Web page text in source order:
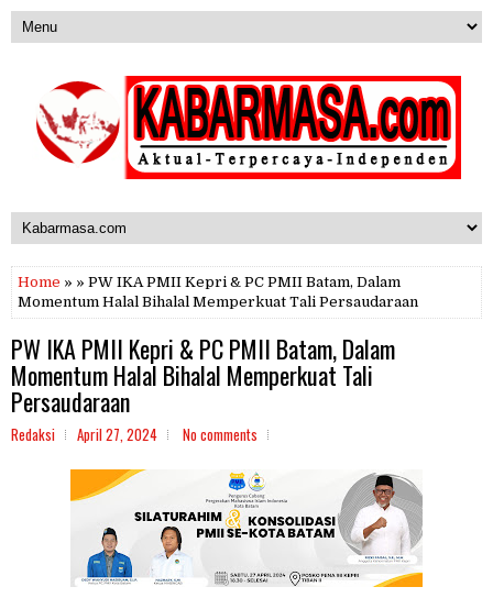
Home » » PW IKA PMII Kepri & PC PMII Batam, Dalam
Momentum Halal Bihalal Memperkuat Tali Persaudaraan
PW IKA PMII Kepri & PC PMII Batam, Dalam
Momentum Halal Bihalal Memperkuat Tali
Persaudaraan
Redaksi April 27, 2024 No comments